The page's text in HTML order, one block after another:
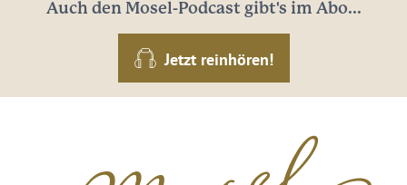
Auch den Mosel-Podcast gibt's im Abo...
Jetzt reinhören!